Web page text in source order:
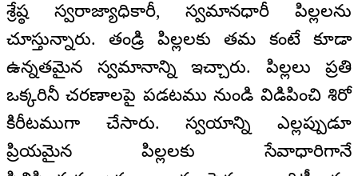
శ్రేష్ఠ స్వరాజ్యాధికారీ, స్వమానధారీ పిల్లలను
చూస్తున్నారు. తండ్రి పిల్లలకు తమ కంటే కూడా
ఉన్నతమైన స్వమానాన్ని ఇచ్చారు. పిల్లలు ప్రతి
ఒక్కరినీ చరణాలపై పడటము నుండి విడిపించి శిరో
కిరీటముగా చేసారు. స్వయాన్ని ఎల్లప్పుడూ
ప్రియమైన పిల్లలకు సేవాధారిగానే